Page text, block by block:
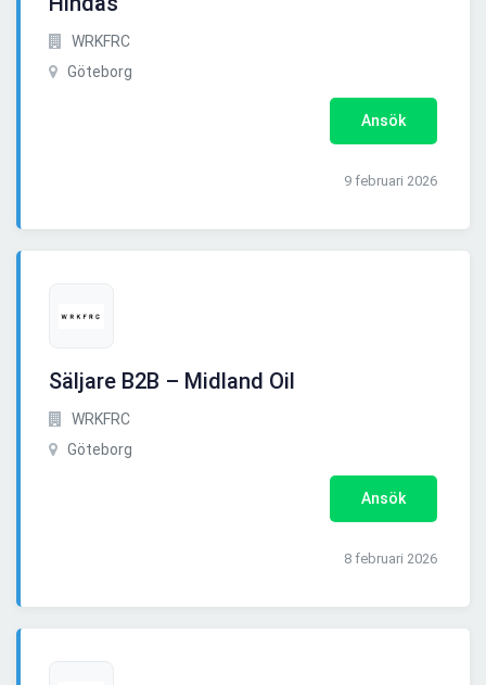
WRKFRC
Göteborg
Ansök
9 februari 2026
Säljare B2B – Midland Oil
WRKFRC
Göteborg
Ansök
8 februari 2026